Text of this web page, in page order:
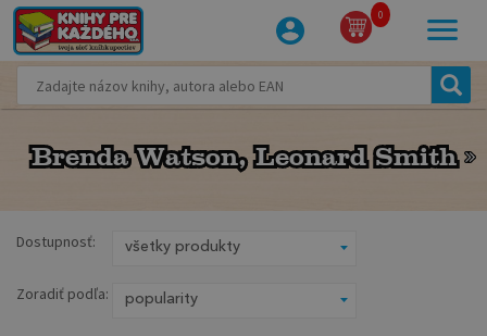
0
Brenda Watson, Leonard Smith
Brenda Watson, Leonard Smith
Dostupnosť:
Zoradiť podľa: